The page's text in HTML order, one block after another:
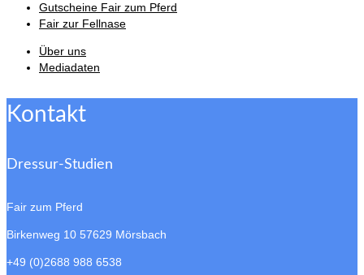
Gutscheine Fair zum Pferd
Fair zur Fellnase
Über uns
Mediadaten
Kontakt
Dressur-Studien
Fair zum Pferd
Birkenweg 10 57629 Mörsbach
+49 (0)2688 988 6538